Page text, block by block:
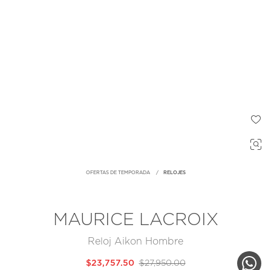
OFERTAS DE TEMPORADA RELOJES
MAURICE LACROIX
Reloj Aikon Hombre
$27,950.00
$23,757.50